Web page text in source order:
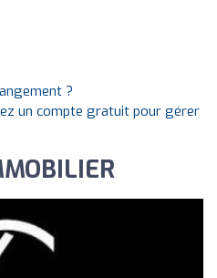
?
un compte gratuit pour gérer